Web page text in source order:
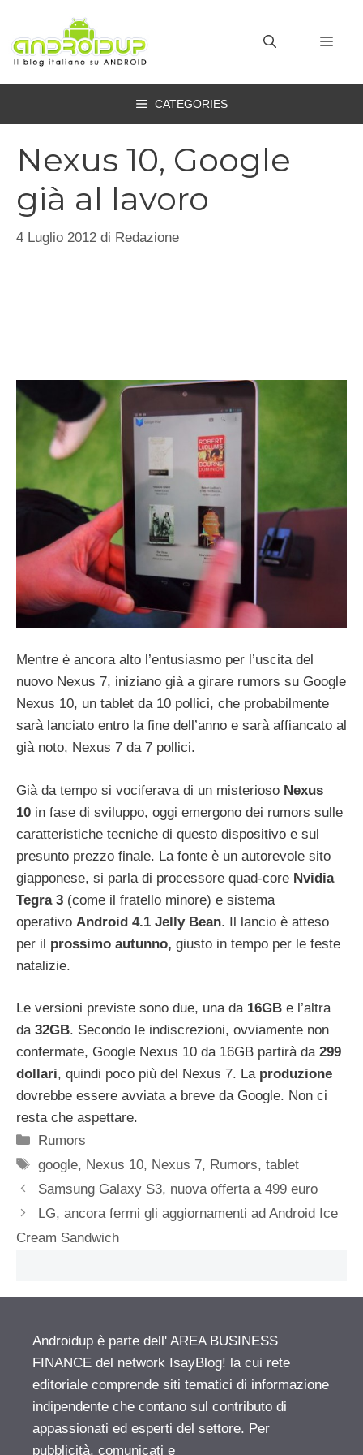
contenuto
CATEGORIES
Nexus 10, Google
già al lavoro
4 Luglio 2012 di Redazione
Mentre è ancora alto l’entusiasmo per l’uscita del
nuovo Nexus 7, iniziano già a girare rumors su Google
Nexus 10, un tablet da 10 pollici, che probabilmente
sarà lanciato entro la fine dell’anno e sarà affiancato al
già noto, Nexus 7 da 7 pollici.
Già da tempo si vociferava di un misterioso Nexus
10 in fase di sviluppo, oggi emergono dei rumors sulle
caratteristiche tecniche di questo dispositivo e sul
presunto prezzo finale. La fonte è un autorevole sito
giapponese, si parla di processore quad-core Nvidia
Tegra 3 (come il fratello minore) e sistema
operativo Android 4.1 Jelly Bean. Il lancio è atteso
per il prossimo autunno, giusto in tempo per le feste
natalizie.
Le versioni previste sono due, una da 16GB e l’altra
da 32GB. Secondo le indiscrezioni, ovviamente non
confermate, Google Nexus 10 da 16GB partirà da 299
dollari, quindi poco più del Nexus 7. La produzione
dovrebbe essere avviata a breve da Google. Non ci
resta che aspettare.
Categorie
Rumors
Tag
google, Nexus 10, Nexus 7, Rumors,tablet
Samsung Galaxy S3, nuova offerta a 499 euro
LG, ancora fermi gli aggiornamenti ad Android Ice
Cream Sandwich
Androidup è parte dell' AREA BUSINESS
FINANCE del network IsayBlog! la cui rete
editoriale comprende siti tematici di informazione
indipendente che contano sul contributo di
appassionati ed esperti del settore. Per
pubblicità, comunicati e